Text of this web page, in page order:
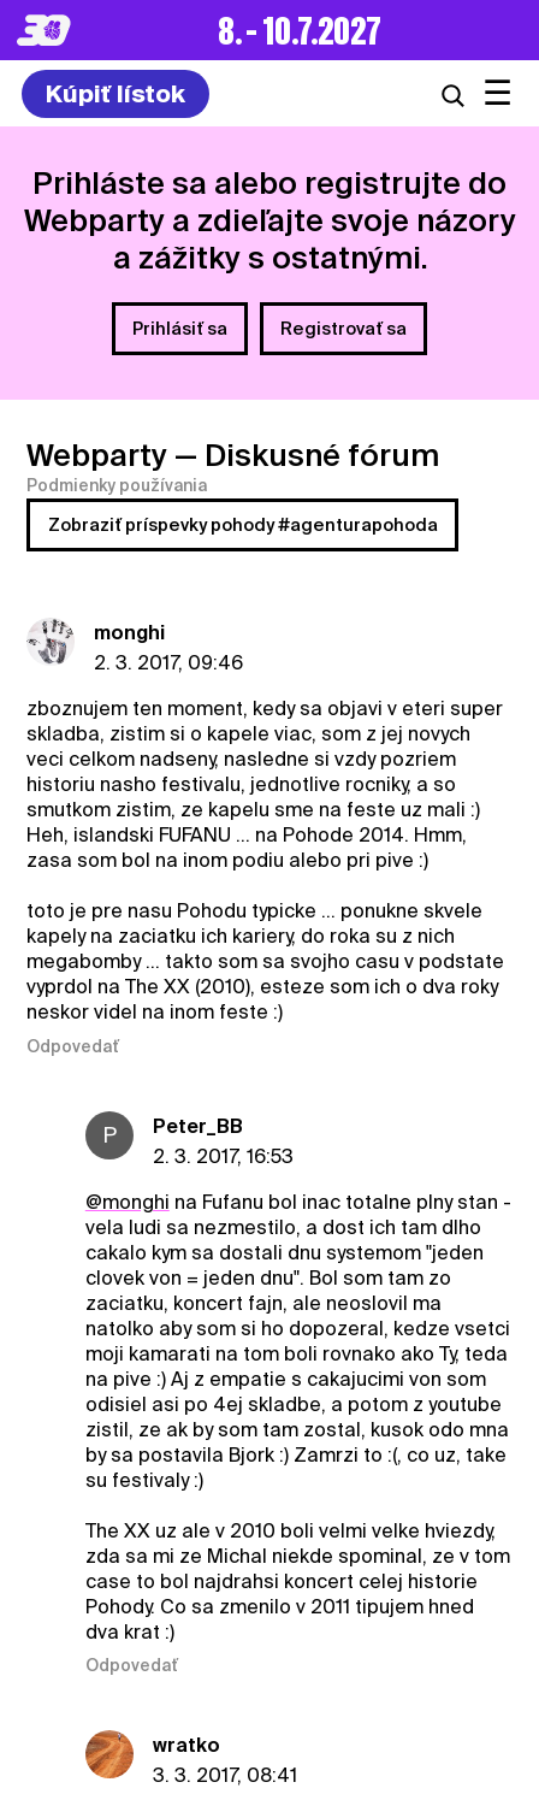
8. – 10.7.2027
Kúpiť lístok ☰
Prihláste sa alebo registrujte do
Webparty a zdieľajte svoje názory
a zážitky s ostatnými.
Prihlásiť sa Registrovať sa
Webparty — Diskusné fórum
Podmienky používania
Zobraziť príspevky pohody #agenturapohoda
monghi
2. 3. 2017, 09:46
zboznujem ten moment, kedy sa objavi v eteri super
skladba, zistim si o kapele viac, som z jej novych
veci celkom nadseny, nasledne si vzdy pozriem
historiu nasho festivalu, jednotlive rocniky, a so
smutkom zistim, ze kapelu sme na feste uz mali :)
Heh, islandski FUFANU ... na Pohode 2014. Hmm,
zasa som bol na inom podiu alebo pri pive :)
toto je pre nasu Pohodu typicke ... ponukne skvele
kapely na zaciatku ich kariery, do roka su z nich
megabomby ... takto som sa svojho casu v podstate
vyprdol na The XX (2010), esteze som ich o dva roky
neskor videl na inom feste :)
Odpovedať
P
Peter_BB
2. 3. 2017, 16:53
@monghi na Fufanu bol inac totalne plny stan -
vela ludi sa nezmestilo, a dost ich tam dlho
cakalo kym sa dostali dnu systemom "jeden
clovek von = jeden dnu". Bol som tam zo
zaciatku, koncert fajn, ale neoslovil ma
natolko aby som si ho dopozeral, kedze vsetci
moji kamarati na tom boli rovnako ako Ty, teda
na pive :) Aj z empatie s cakajucimi von som
odisiel asi po 4ej skladbe, a potom z youtube
zistil, ze ak by som tam zostal, kusok odo mna
by sa postavila Bjork :) Zamrzi to :(, co uz, take
su festivaly :)
The XX uz ale v 2010 boli velmi velke hviezdy,
zda sa mi ze Michal niekde spominal, ze v tom
case to bol najdrahsi koncert celej historie
Pohody. Co sa zmenilo v 2011 tipujem hned
dva krat :)
Odpovedať
wratko
3. 3. 2017, 08:41